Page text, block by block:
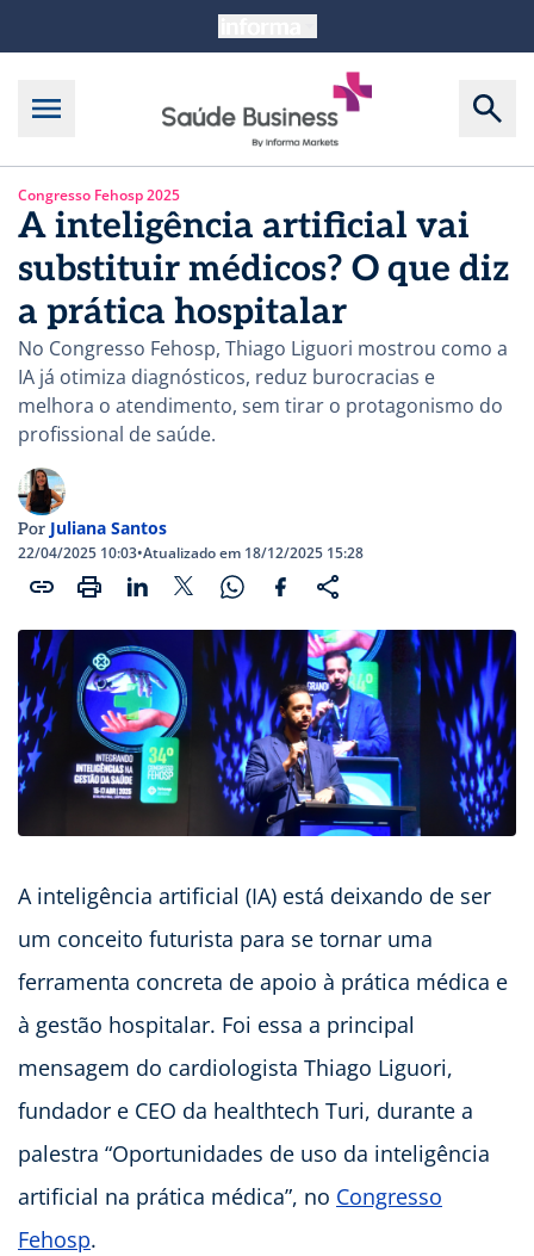
Congresso Fehosp 2025
A inteligência artificial vai
substituir médicos? O que diz
a prática hospitalar
No Congresso Fehosp, Thiago Liguori mostrou como a
IA já otimiza diagnósticos, reduz burocracias e
melhora o atendimento, sem tirar o protagonismo do
profissional de saúde.
Por Juliana Santos
22/04/2025 10:03•Atualizado em 18/12/2025 15:28
A inteligência artificial (IA) está deixando de ser
um conceito futurista para se tornar uma
ferramenta concreta de apoio à prática médica e
à gestão hospitalar. Foi essa a principal
mensagem do cardiologista Thiago Liguori,
fundador e CEO da healthtech Turi, durante a
palestra “Oportunidades de uso da inteligência
artificial na prática médica”, no Congresso
Fehosp.